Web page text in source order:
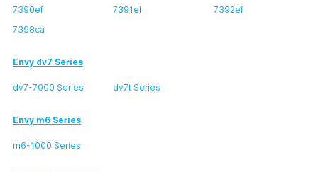
7390ef
7391el
7392ef
7398ca
Envy dv7 Series
dv7-7000 Series dv7t Series
Envy m6 Series
m6-1000 Series